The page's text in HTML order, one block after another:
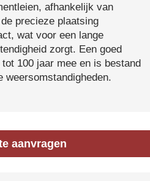
afhankelijk van
precieze plaatsing
wat voor een lange
zorgt. Een goed
100 jaar mee en is bestand
weersomstandigheden.
aanvragen